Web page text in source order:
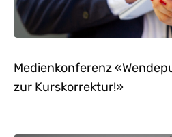
Medienkonferenz
zur Kurskorrektur!»